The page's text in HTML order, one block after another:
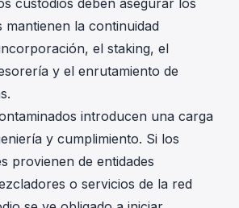
mantienen la continuidad
el staking, el
y el enrutamiento de
introducen una carga
y cumplimiento. Si los
provienen de entidades
o servicios de la red